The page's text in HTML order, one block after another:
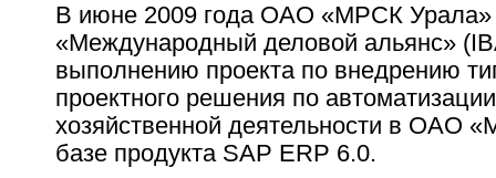
В июне 2009 года ОАО «МРСК
«Международный деловой альянс»
выполнению проекта по внедрению
проектного решения по
хозяйственной деятельности в ОАО
базе продукта SAP ERP 6.0.